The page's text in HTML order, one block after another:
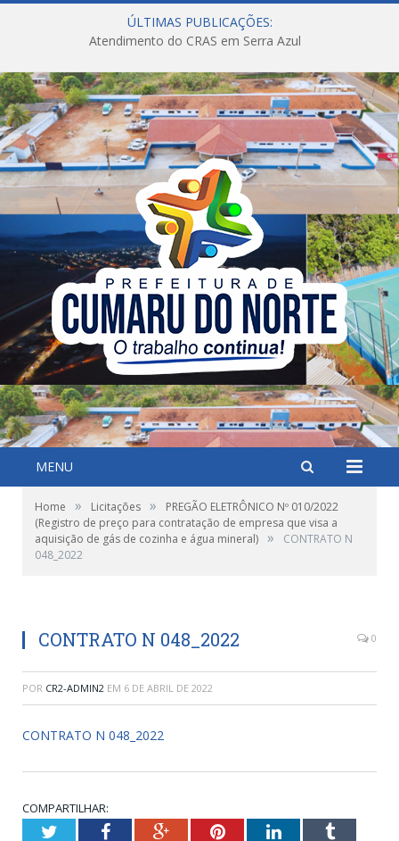
ÚLTIMAS PUBLICAÇÕES:
Atendimento do CRAS em Serra Azul
MENU
Home » Licitações »
PREGÃO ELETRÔNICO Nº 010/2022
(Registro de preço para contratação de empresa que visa a
aquisição de gás de cozinha e água mineral) »
CONTRATO N
048_2022
CONTRATO N 048_2022 0
POR CR2-ADMIN2 EM 6 DE ABRIL DE 2022
CONTRATO N 048_2022
COMPARTILHAR:
TwitterFacebookGoogle+PinterestLinkedInTumblr